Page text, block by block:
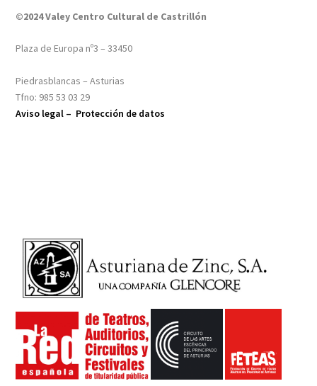
©2024 Valey Centro Cultural de Castrillón
Plaza de Europa nº3 – 33450
Piedrasblancas – Asturias
Tfno: 985 53 03 29
Aviso legal – Protección de datos